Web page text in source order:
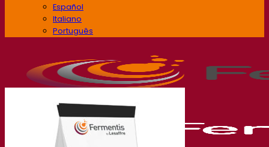
Español
Italiano
Português